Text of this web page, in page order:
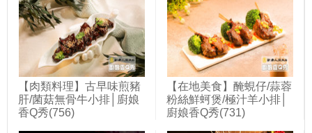
【肉類料理】古早味煎豬
肝/菌菇無骨牛小排│廚娘
香Q秀(756)
【在地美食】醃蜆仔/蒜蓉
粉絲鮮蚵煲/極汁羊小排│
廚娘香Q秀(731)